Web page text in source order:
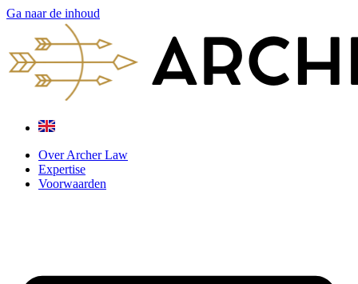
Ga naar de inhoud
Over Archer Law
Expertise
Voorwaarden